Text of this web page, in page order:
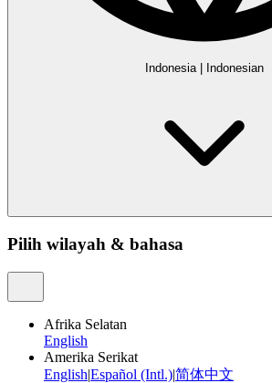
Indonesia| Indonesian
Pilih wilayah & bahasa
Afrika Selatan
English
Amerika Serikat
English|Español (Intl.)|简体中文